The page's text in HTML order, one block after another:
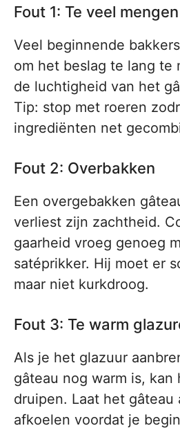
Fout 1: Te veel mengen
Veel beginnende
om het beslag te lang te
de luchtigheid van het
Tip: stop met roeren
ingrediënten net
Fout 2: Overbakken
Een overgebakken
verliest zijn zachtheid.
gaarheid vroeg genoeg
satéprikker. Hij moet er
maar niet kurkdroog.
Fout 3: Te warm
Als je het glazuur
gâteau nog warm is, kan
druipen. Laat het gâteau
afkoelen voordat je